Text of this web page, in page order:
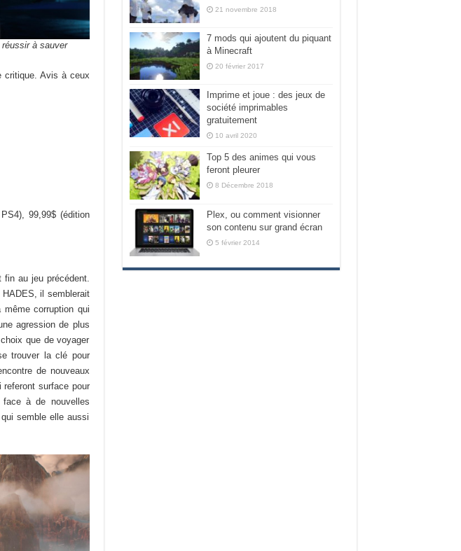
à sauver
critique. Avis à ceux
99,99$ (édition
fin au jeu précédent.
HADES, il semblerait
corruption qui
agression de plus
que de voyager
trouver la clé pour
de nouveaux
surface pour
face à de nouvelles
semble elle aussi
21 novembre 2018
7 mods qui ajoutent du piquant
à Minecraft
20 février 2017
Imprime et joue : des jeux de
société imprimables
gratuitement
10 avril 2020
Top 5 des animes qui vous
feront pleurer
8 Décembre 2018
Plex, ou comment visionner
son contenu sur grand écran
5 février 2014